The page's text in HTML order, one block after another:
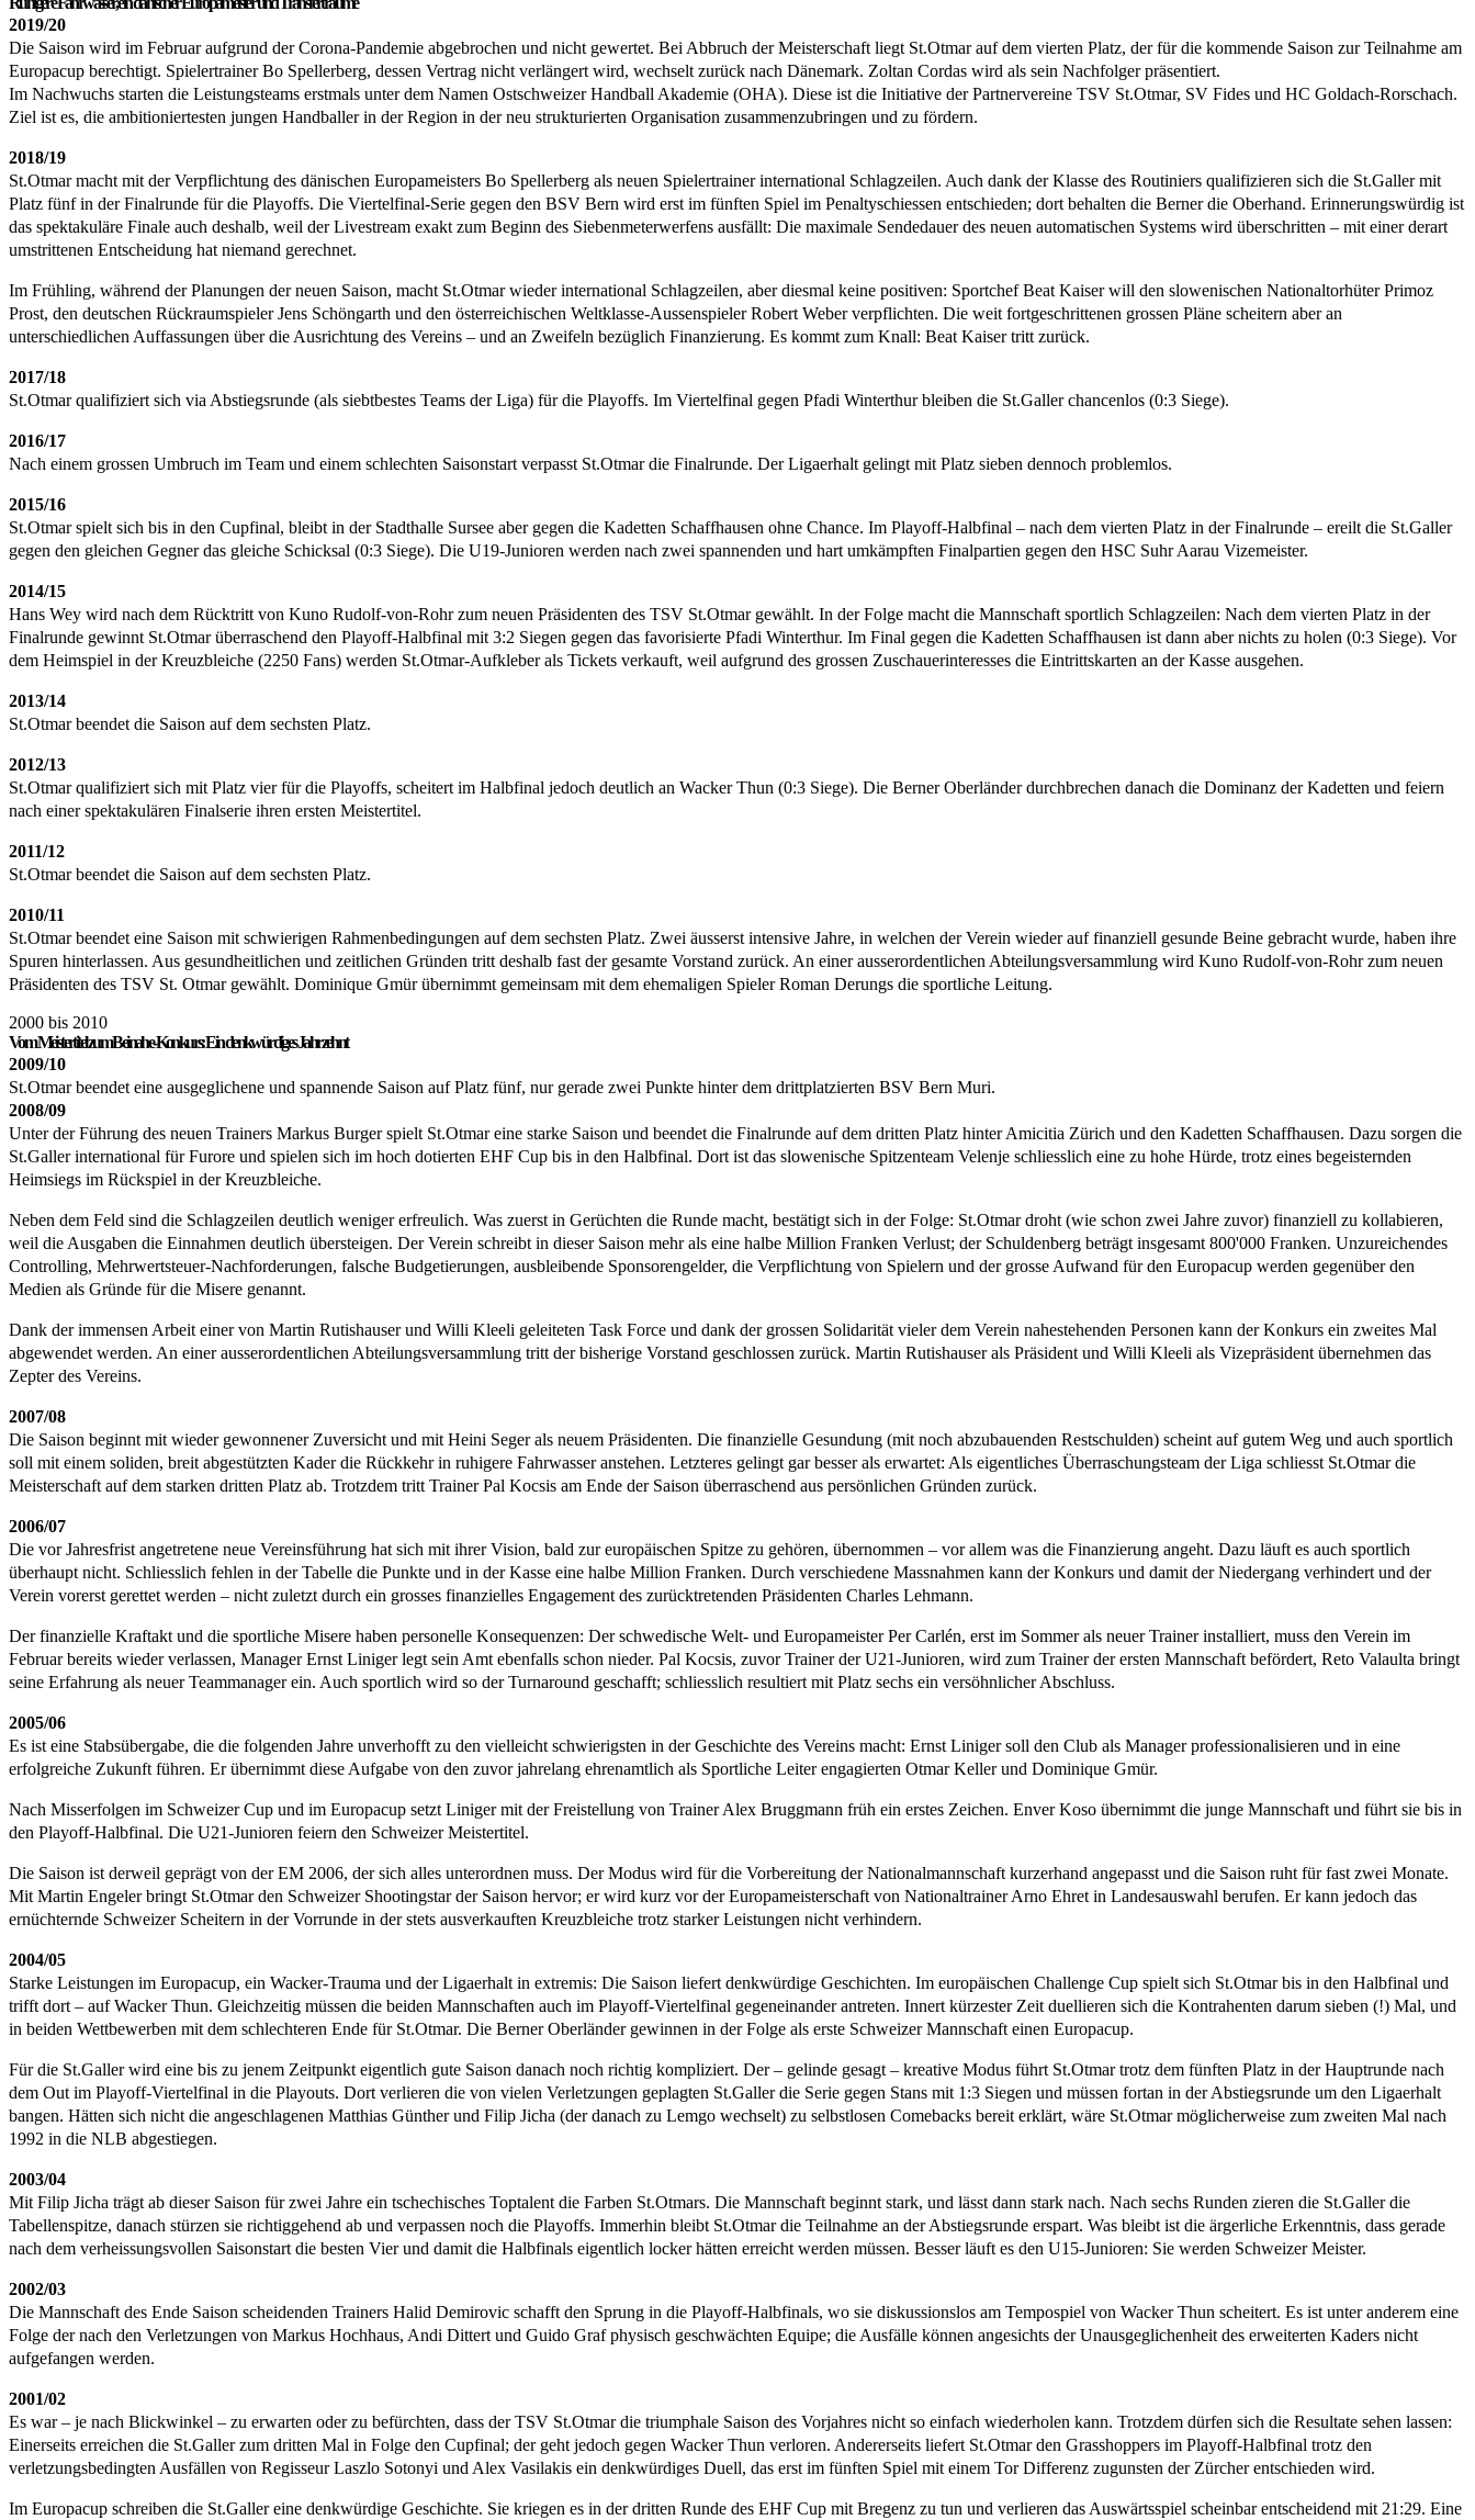
2019/20
Die Saison wird im Februar aufgrund der Corona-Pandemie abgebrochen und nicht gewertet. Bei Abbruch der Meisterschaft liegt St.Otmar auf dem vierten Platz, der für die kommende Saison zur Teilnahme am
Europacup berechtigt. Spielertrainer Bo Spellerberg, dessen Vertrag nicht verlängert wird, wechselt zurück nach Dänemark. Zoltan Cordas wird als sein Nachfolger präsentiert.
Im Nachwuchs starten die Leistungsteams erstmals unter dem Namen Ostschweizer Handball Akademie (OHA). Diese ist die Initiative der Partnervereine TSV St.Otmar, SV Fides und HC Goldach-Rorschach.
Ziel ist es, die ambitioniertesten jungen Handballer in der Region in der neu strukturierten Organisation zusammenzubringen und zu fördern.
2018/19
St.Otmar macht mit der Verpflichtung des dänischen Europameisters Bo Spellerberg als neuen Spielertrainer international Schlagzeilen. Auch dank der Klasse des Routiniers qualifizieren sich die St.Galler mit
Platz fünf in der Finalrunde für die Playoffs. Die Viertelfinal-Serie gegen den BSV Bern wird erst im fünften Spiel im Penaltyschiessen entschieden; dort behalten die Berner die Oberhand. Erinnerungswürdig ist
das spektakuläre Finale auch deshalb, weil der Livestream exakt zum Beginn des Siebenmeterwerfens ausfällt: Die maximale Sendedauer des neuen automatischen Systems wird überschritten – mit einer derart
umstrittenen Entscheidung hat niemand gerechnet.
Im Frühling, während der Planungen der neuen Saison, macht St.Otmar wieder international Schlagzeilen, aber diesmal keine positiven: Sportchef Beat Kaiser will den slowenischen Nationaltorhüter Primoz
Prost, den deutschen Rückraumspieler Jens Schöngarth und den österreichischen Weltklasse-Aussenspieler Robert Weber verpflichten. Die weit fortgeschrittenen grossen Pläne scheitern aber an
unterschiedlichen Auffassungen über die Ausrichtung des Vereins – und an Zweifeln bezüglich Finanzierung. Es kommt zum Knall: Beat Kaiser tritt zurück.
2017/18
St.Otmar qualifiziert sich via Abstiegsrunde (als siebtbestes Teams der Liga) für die Playoffs. Im Viertelfinal gegen Pfadi Winterthur bleiben die St.Galler chancenlos (0:3 Siege).
2016/17
Nach einem grossen Umbruch im Team und einem schlechten Saisonstart verpasst St.Otmar die Finalrunde. Der Ligaerhalt gelingt mit Platz sieben dennoch problemlos.
2015/16
St.Otmar spielt sich bis in den Cupfinal, bleibt in der Stadthalle Sursee aber gegen die Kadetten Schaffhausen ohne Chance. Im Playoff-Halbfinal – nach dem vierten Platz in der Finalrunde – ereilt die St.Galler
gegen den gleichen Gegner das gleiche Schicksal (0:3 Siege). Die U19-Junioren werden nach zwei spannenden und hart umkämpften Finalpartien gegen den HSC Suhr Aarau Vizemeister.
2014/15
Hans Wey wird nach dem Rücktritt von Kuno Rudolf-von-Rohr zum neuen Präsidenten des TSV St.Otmar gewählt. In der Folge macht die Mannschaft sportlich Schlagzeilen: Nach dem vierten Platz in der
Finalrunde gewinnt St.Otmar überraschend den Playoff-Halbfinal mit 3:2 Siegen gegen das favorisierte Pfadi Winterthur. Im Final gegen die Kadetten Schaffhausen ist dann aber nichts zu holen (0:3 Siege). Vor
dem Heimspiel in der Kreuzbleiche (2250 Fans) werden St.Otmar-Aufkleber als Tickets verkauft, weil aufgrund des grossen Zuschauerinteresses die Eintrittskarten an der Kasse ausgehen.
2013/14
St.Otmar beendet die Saison auf dem sechsten Platz.
2012/13
St.Otmar qualifiziert sich mit Platz vier für die Playoffs, scheitert im Halbfinal jedoch deutlich an Wacker Thun (0:3 Siege). Die Berner Oberländer durchbrechen danach die Dominanz der Kadetten und feiern
nach einer spektakulären Finalserie ihren ersten Meistertitel.
2011/12
St.Otmar beendet die Saison auf dem sechsten Platz.
2010/11
St.Otmar beendet eine Saison mit schwierigen Rahmenbedingungen auf dem sechsten Platz. Zwei äusserst intensive Jahre, in welchen der Verein wieder auf finanziell gesunde Beine gebracht wurde, haben ihre
Spuren hinterlassen. Aus gesundheitlichen und zeitlichen Gründen tritt deshalb fast der gesamte Vorstand zurück. An einer ausserordentlichen Abteilungsversammlung wird Kuno Rudolf-von-Rohr zum neuen
Präsidenten des TSV St. Otmar gewählt. Dominique Gmür übernimmt gemeinsam mit dem ehemaligen Spieler Roman Derungs die sportliche Leitung.
2000 bis 2010
Vom Meistertitel zum Beinahe-Konkurs: Ein denkwürdiges Jahrzehnt
2009/10
St.Otmar beendet eine ausgeglichene und spannende Saison auf Platz fünf, nur gerade zwei Punkte hinter dem drittplatzierten BSV Bern Muri.
2008/09
Unter der Führung des neuen Trainers Markus Burger spielt St.Otmar eine starke Saison und beendet die Finalrunde auf dem dritten Platz hinter Amicitia Zürich und den Kadetten Schaffhausen. Dazu sorgen die
St.Galler international für Furore und spielen sich im hoch dotierten EHF Cup bis in den Halbfinal. Dort ist das slowenische Spitzenteam Velenje schliesslich eine zu hohe Hürde, trotz eines begeisternden
Heimsiegs im Rückspiel in der Kreuzbleiche.
Neben dem Feld sind die Schlagzeilen deutlich weniger erfreulich. Was zuerst in Gerüchten die Runde macht, bestätigt sich in der Folge: St.Otmar droht (wie schon zwei Jahre zuvor) finanziell zu kollabieren,
weil die Ausgaben die Einnahmen deutlich übersteigen. Der Verein schreibt in dieser Saison mehr als eine halbe Million Franken Verlust; der Schuldenberg beträgt insgesamt 800'000 Franken. Unzureichendes
Controlling, Mehrwertsteuer-Nachforderungen, falsche Budgetierungen, ausbleibende Sponsorengelder, die Verpflichtung von Spielern und der grosse Aufwand für den Europacup werden gegenüber den
Medien als Gründe für die Misere genannt.
Dank der immensen Arbeit einer von Martin Rutishauser und Willi Kleeli geleiteten Task Force und dank der grossen Solidarität vieler dem Verein nahestehenden Personen kann der Konkurs ein zweites Mal
abgewendet werden. An einer ausserordentlichen Abteilungsversammlung tritt der bisherige Vorstand geschlossen zurück. Martin Rutishauser als Präsident und Willi Kleeli als Vizepräsident übernehmen das
Zepter des Vereins.
2007/08
Die Saison beginnt mit wieder gewonnener Zuversicht und mit Heini Seger als neuem Präsidenten. Die finanzielle Gesundung (mit noch abzubauenden Restschulden) scheint auf gutem Weg und auch sportlich
soll mit einem soliden, breit abgestützten Kader die Rückkehr in ruhigere Fahrwasser anstehen. Letzteres gelingt gar besser als erwartet: Als eigentliches Überraschungsteam der Liga schliesst St.Otmar die
Meisterschaft auf dem starken dritten Platz ab. Trotzdem tritt Trainer Pal Kocsis am Ende der Saison überraschend aus persönlichen Gründen zurück.
2006/07
Die vor Jahresfrist angetretene neue Vereinsführung hat sich mit ihrer Vision, bald zur europäischen Spitze zu gehören, übernommen – vor allem was die Finanzierung angeht. Dazu läuft es auch sportlich
überhaupt nicht. Schliesslich fehlen in der Tabelle die Punkte und in der Kasse eine halbe Million Franken. Durch verschiedene Massnahmen kann der Konkurs und damit der Niedergang verhindert und der
Verein vorerst gerettet werden – nicht zuletzt durch ein grosses finanzielles Engagement des zurücktretenden Präsidenten Charles Lehmann.
Der finanzielle Kraftakt und die sportliche Misere haben personelle Konsequenzen: Der schwedische Welt- und Europameister Per Carlén, erst im Sommer als neuer Trainer installiert, muss den Verein im
Februar bereits wieder verlassen, Manager Ernst Liniger legt sein Amt ebenfalls schon nieder. Pal Kocsis, zuvor Trainer der U21-Junioren, wird zum Trainer der ersten Mannschaft befördert, Reto Valaulta bringt
seine Erfahrung als neuer Teammanager ein. Auch sportlich wird so der Turnaround geschafft; schliesslich resultiert mit Platz sechs ein versöhnlicher Abschluss.
2005/06
Es ist eine Stabsübergabe, die die folgenden Jahre unverhofft zu den vielleicht schwierigsten in der Geschichte des Vereins macht: Ernst Liniger soll den Club als Manager professionalisieren und in eine
erfolgreiche Zukunft führen. Er übernimmt diese Aufgabe von den zuvor jahrelang ehrenamtlich als Sportliche Leiter engagierten Otmar Keller und Dominique Gmür.
Nach Misserfolgen im Schweizer Cup und im Europacup setzt Liniger mit der Freistellung von Trainer Alex Bruggmann früh ein erstes Zeichen. Enver Koso übernimmt die junge Mannschaft und führt sie bis in
den Playoff-Halbfinal. Die U21-Junioren feiern den Schweizer Meistertitel.
Die Saison ist derweil geprägt von der EM 2006, der sich alles unterordnen muss. Der Modus wird für die Vorbereitung der Nationalmannschaft kurzerhand angepasst und die Saison ruht für fast zwei Monate.
Mit Martin Engeler bringt St.Otmar den Schweizer Shootingstar der Saison hervor; er wird kurz vor der Europameisterschaft von Nationaltrainer Arno Ehret in Landesauswahl berufen. Er kann jedoch das
ernüchternde Schweizer Scheitern in der Vorrunde in der stets ausverkauften Kreuzbleiche trotz starker Leistungen nicht verhindern.
2004/05
Starke Leistungen im Europacup, ein Wacker-Trauma und der Ligaerhalt in extremis: Die Saison liefert denkwürdige Geschichten. Im europäischen Challenge Cup spielt sich St.Otmar bis in den Halbfinal und
trifft dort – auf Wacker Thun. Gleichzeitig müssen die beiden Mannschaften auch im Playoff-Viertelfinal gegeneinander antreten. Innert kürzester Zeit duellieren sich die Kontrahenten darum sieben (!) Mal, und
in beiden Wettbewerben mit dem schlechteren Ende für St.Otmar. Die Berner Oberländer gewinnen in der Folge als erste Schweizer Mannschaft einen Europacup.
Für die St.Galler wird eine bis zu jenem Zeitpunkt eigentlich gute Saison danach noch richtig kompliziert. Der – gelinde gesagt – kreative Modus führt St.Otmar trotz dem fünften Platz in der Hauptrunde nach
dem Out im Playoff-Viertelfinal in die Playouts. Dort verlieren die von vielen Verletzungen geplagten St.Galler die Serie gegen Stans mit 1:3 Siegen und müssen fortan in der Abstiegsrunde um den Ligaerhalt
bangen. Hätten sich nicht die angeschlagenen Matthias Günther und Filip Jicha (der danach zu Lemgo wechselt) zu selbstlosen Comebacks bereit erklärt, wäre St.Otmar möglicherweise zum zweiten Mal nach
1992 in die NLB abgestiegen.
2003/04
Mit Filip Jicha trägt ab dieser Saison für zwei Jahre ein tschechisches Toptalent die Farben St.Otmars. Die Mannschaft beginnt stark, und lässt dann stark nach. Nach sechs Runden zieren die St.Galler die
Tabellenspitze, danach stürzen sie richtiggehend ab und verpassen noch die Playoffs. Immerhin bleibt St.Otmar die Teilnahme an der Abstiegsrunde erspart. Was bleibt ist die ärgerliche Erkenntnis, dass gerade
nach dem verheissungsvollen Saisonstart die besten Vier und damit die Halbfinals eigentlich locker hätten erreicht werden müssen. Besser läuft es den U15-Junioren: Sie werden Schweizer Meister.
2002/03
Die Mannschaft des Ende Saison scheidenden Trainers Halid Demirovic schafft den Sprung in die Playoff-Halbfinals, wo sie diskussionslos am Tempospiel von Wacker Thun scheitert. Es ist unter anderem eine
Folge der nach den Verletzungen von Markus Hochhaus, Andi Dittert und Guido Graf physisch geschwächten Equipe; die Ausfälle können angesichts der Unausgeglichenheit des erweiterten Kaders nicht
aufgefangen werden.
2001/02
Es war – je nach Blickwinkel – zu erwarten oder zu befürchten, dass der TSV St.Otmar die triumphale Saison des Vorjahres nicht so einfach wiederholen kann. Trotzdem dürfen sich die Resultate sehen lassen:
Einerseits erreichen die St.Galler zum dritten Mal in Folge den Cupfinal; der geht jedoch gegen Wacker Thun verloren. Andererseits liefert St.Otmar den Grasshoppers im Playoff-Halbfinal trotz den
verletzungsbedingten Ausfällen von Regisseur Laszlo Sotonyi und Alex Vasilakis ein denkwürdiges Duell, das erst im fünften Spiel mit einem Tor Differenz zugunsten der Zürcher entschieden wird.
Im Europacup schreiben die St.Galler eine denkwürdige Geschichte. Sie kriegen es in der dritten Runde des EHF Cup mit Bregenz zu tun und verlieren das Auswärtsspiel scheinbar entscheidend mit 21:29. Eine